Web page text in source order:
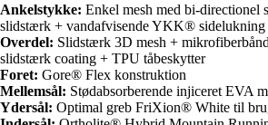
Ankelstykke: Enkel mesh med bi-directionel
slidstærk + vandafvisende YKK® sidelukning
Overdel: Slidstærk 3D mesh +
slidstærk coating + TPU tåbeskytter
Foret: Gore® Flex konstruktion
Mellemsål: Stødabsorberende injiceret EVA
Ydersål: Optimal greb FriXion® White til